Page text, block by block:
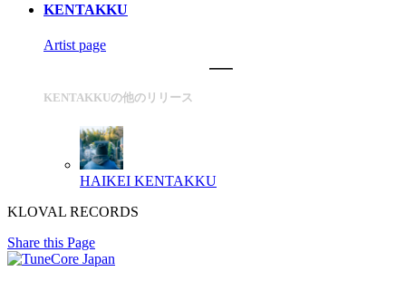
KENTAKKU
Artist page
KENTAKKUの他のリリース
HAIKEI KENTAKKU
KLOVAL RECORDS
Share this Page